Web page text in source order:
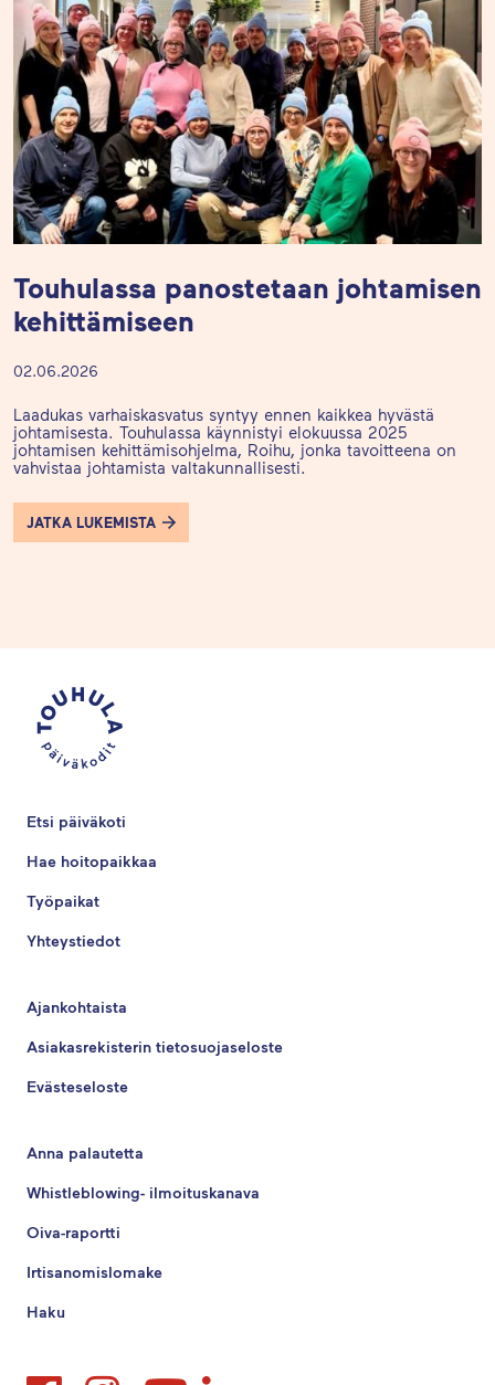
Touhulassa panostetaan johtamisen
kehittämiseen
02.06.2026
Laadukas varhaiskasvatus syntyy ennen kaikkea hyvästä
johtamisesta. Touhulassa käynnistyi elokuussa 2025
johtamisen kehittämisohjelma, Roihu, jonka tavoitteena on
vahvistaa johtamista valtakunnallisesti.
JATKA LUKEMISTA
Etsi päiväkoti
Hae hoitopaikkaa
Työpaikat
Yhteystiedot
Ajankohtaista
Asiakasrekisterin tietosuojaseloste
Evästeseloste
Anna palautetta
Whistleblowing- ilmoituskanava
Oiva-raportti
Irtisanomislomake
Haku